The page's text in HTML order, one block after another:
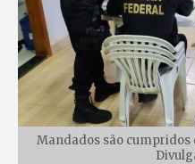
Mandados são cumpridos